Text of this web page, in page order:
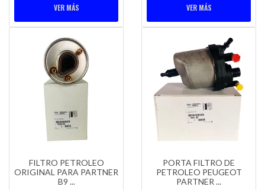
VER MÁS VER MÁS
FILTRO PETROLEO
ORIGINAL PARA PARTNER
B9 ...
PORTA FILTRO DE
PETROLEO PEUGEOT
PARTNER ...